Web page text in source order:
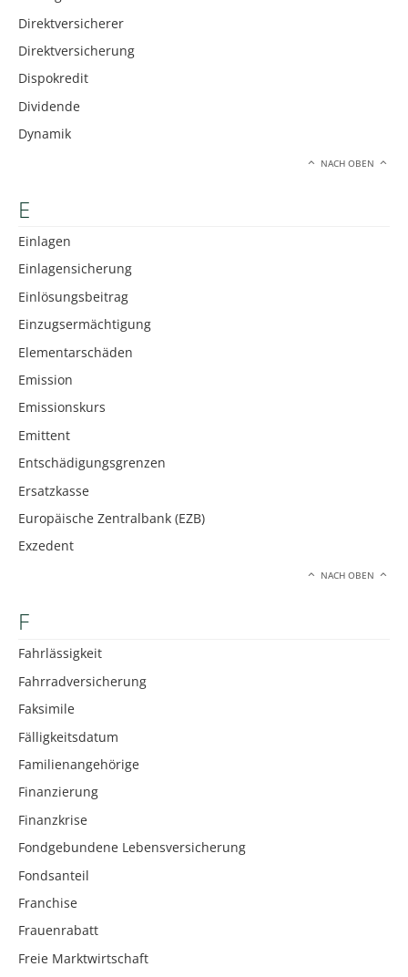
Direktversicherer
Direktversicherung
Dispokredit
Dividende
Dynamik
NACH OBEN
E
Einlagen
Einlagensicherung
Einlösungsbeitrag
Einzugsermächtigung
Elementarschäden
Emission
Emissionskurs
Emittent
Entschädigungsgrenzen
Ersatzkasse
Europäische Zentralbank (EZB)
Exzedent
NACH OBEN
F
Fahrlässigkeit
Fahrradversicherung
Faksimile
Fälligkeitsdatum
Familienangehörige
Finanzierung
Finanzkrise
Fondgebundene Lebensversicherung
Fondsanteil
Franchise
Frauenrabatt
Freie Marktwirtschaft